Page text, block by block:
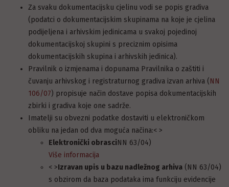
Za svaku dokumentacijsku cjelinu vodi se popis gradiva
(podatci o dokumentacijskim skupinama na koje je cjelina
podijeljena i arhivskim jedinicama u svakoj pojedinoj
dokumentacijskoj skupini s preciznim opisima
dokumentacijskih skupina i arhivskih jedinica).
Pravilnik o izmjenama i dopunama Pravilnika o zaštiti i
čuvanju arhivskog i registraturnog gradiva izvan arhiva ( NN
106/07) propisuje način dostave popisa dokumentacijskih
zbirki i gradiva koje one sadrže.
Imatelji su obvezni podatke dostaviti u elektroničkom
obliku na jedan od dva moguća načina:< >
Elektronički obrasciNN 63/04)
Više informacija
< >Izravan upis u bazu nadležnog arhiva (NN 63/04)
s obzirom da baza podataka ima funkciju evidencije